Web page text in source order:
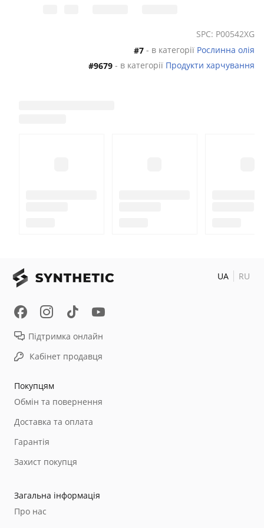
SPC: P00542XG
#7 - в категорії Рослинна олія
#9679 - в категорії Продукти харчування
Покупцям
Обмін та повернення
Доставка та оплата
Гарантія
Захист покупця
Загальна інформація
Про нас
Підтримка онлайн
Кабінет продавця
UA RU